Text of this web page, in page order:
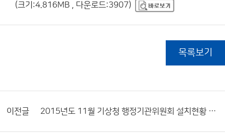
(크기:4.816MB , 다운로드:3907)
목록보기
이전글 2015년도 11월 기상청 행정기관위원회 설치현황 및 활동내역서